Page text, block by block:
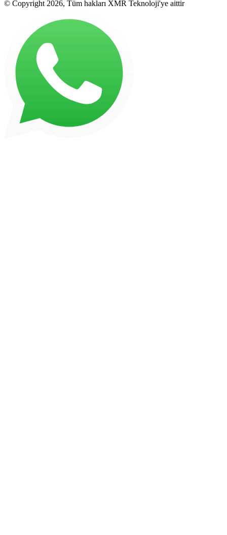
© Copyright 2026, Tüm hakları XMR Teknoloji'ye aittir